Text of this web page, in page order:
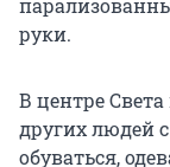
руки.
В центре
других людей
обуваться,